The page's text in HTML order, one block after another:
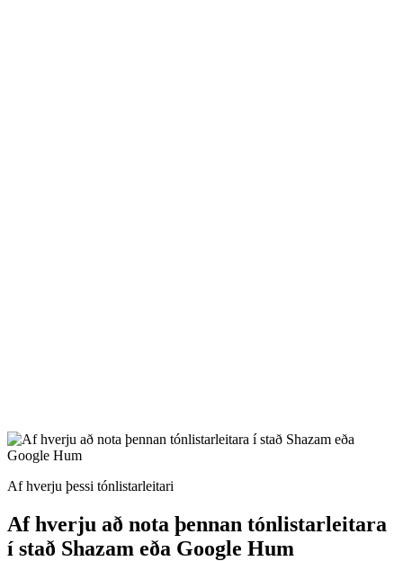
Af hverju þessi tónlistarleitari
Af hverju að nota þennan tónlistarleitara
í stað Shazam eða Google Hum